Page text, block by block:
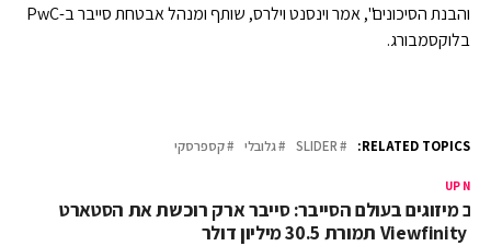
והבנת הסיכונים", אמר וינסנט וילרס, שותף ומנהל אבטחת סייבר ב-PwC
בלוקסמבורג.
RELATED TOPICS:
SLIDER גלובלי קספרסקי
UP
מיזוגים בעולם הסייבר: סייבר ארק רוכשת את הסטארט